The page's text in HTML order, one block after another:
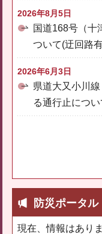
2026年8月5日
国道168号（十
ついて(迂回路
2026年6月3日
県道大又小川
る通行止につい
防災ポータル
現在、情報はあり